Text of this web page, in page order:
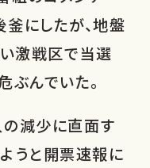
にしたが、地盤
激戦区で当選
ぶんでいた。
減少に直面す
うと開票速報に